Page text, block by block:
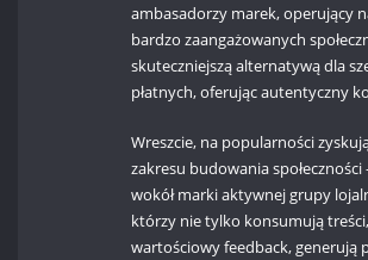
ambasadorzy marek, operujący
bardzo zaangażowanych
skuteczniejszą alternatywą dla
płatnych, oferując autentyczny
Wreszcie, na popularności
zakresu budowania
wokół marki aktywnej grupy
którzy nie tylko konsumują
wartościowy feedback, generują